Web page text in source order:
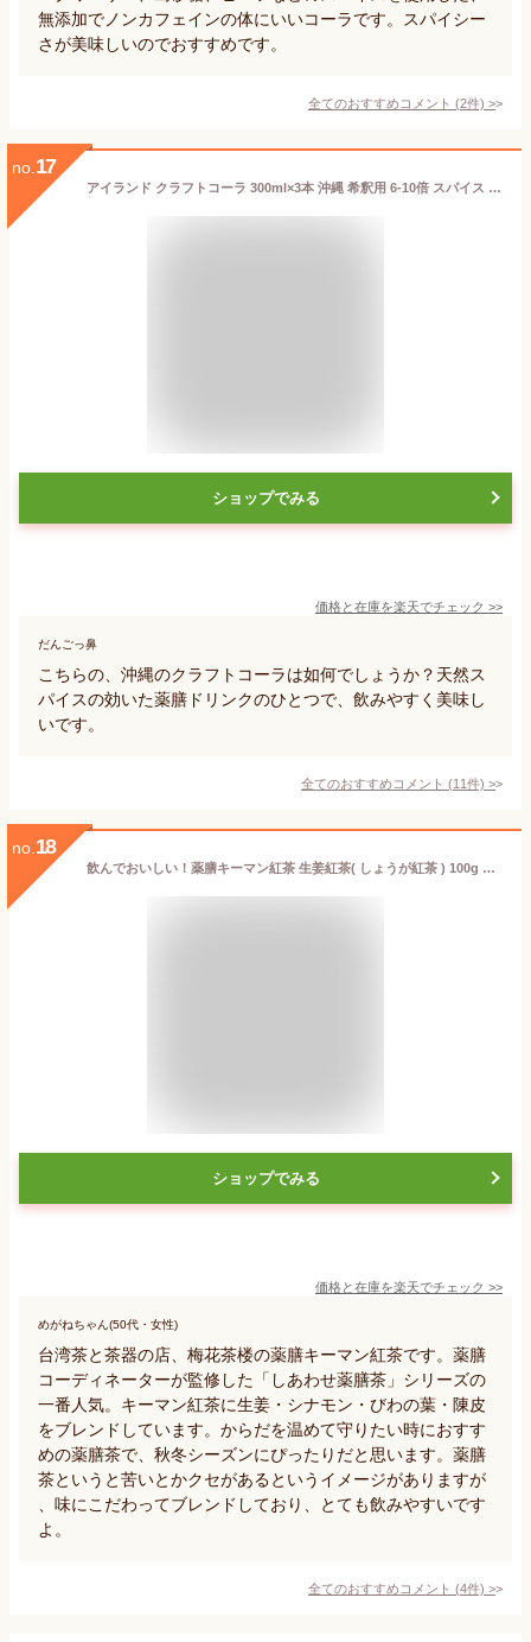
無添加でノンカフェインの体にいいコーラです。スパイシー
さが美味しいのでおすすめです。
全てのおすすめコメント (2件) >
no. 17
アイランド クラフトコーラ 300ml×3本 沖縄 希釈用 6-10倍 スパイス 国産 クラフトコーラの素 送料無料 ソーダストリーム ドリンクメイト 炭酸割 薬膳コーラ 天然スパイス ノンカフェイン コーラシロップ 炭酸飲料 ソーダ シロップ【マラソン期間P 10倍】
ショップでみる
価格と在庫を楽天でチェック >>
だんごっ鼻
こちらの、沖縄のクラフトコーラは如何でしょうか？天然ス
パイスの効いた薬膳ドリンクのひとつで、飲みやすく美味し
いです。
全てのおすすめコメント (11件) >
no. 18
飲んでおいしい！薬膳キーマン紅茶 生姜紅茶( しょうが紅茶 ) 100g メール便 送料無料 買い回り
ショップでみる
価格と在庫を楽天でチェック >>
めがねちゃん(50代・女性)
台湾茶と茶器の店、梅花茶楼の薬膳キーマン紅茶です。薬膳
コーディネーターが監修した「しあわせ薬膳茶」シリーズの
一番人気。キーマン紅茶に生姜・シナモン・びわの葉・陳皮
をブレンドしています。からだを温めて守りたい時におすす
めの薬膳茶で、秋冬シーズンにぴったりだと思います。薬膳
茶というと苦いとかクセがあるというイメージがありますが
、味にこだわってブレンドしており、とても飲みやすいです
よ。
全てのおすすめコメント (4件) >